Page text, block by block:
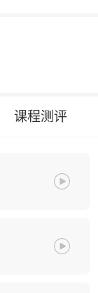
课程测评